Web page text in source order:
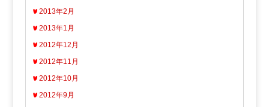
2013年2月
2013年1月
2012年12月
2012年11月
2012年10月
2012年9月